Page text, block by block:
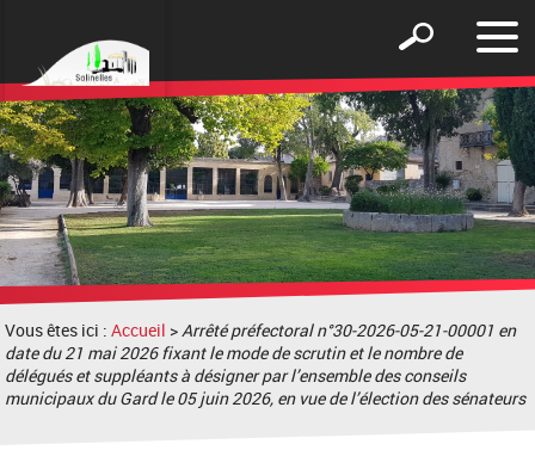
le
Afficher
formulaire
de
recherche
Vous êtes ici :Accueil >Arrêté préfectoral n°30-2026-05-21-00001 en
date du 21 mai 2026 fixant le mode de scrutin et le nombre de
délégués et suppléants à désigner par l’ensemble des conseils
municipaux du Gard le 05 juin 2026, en vue de l’élection des sénateurs